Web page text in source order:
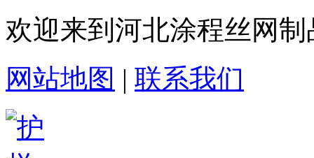
欢迎来到河北涂程丝网
网站地图 | 联系我们